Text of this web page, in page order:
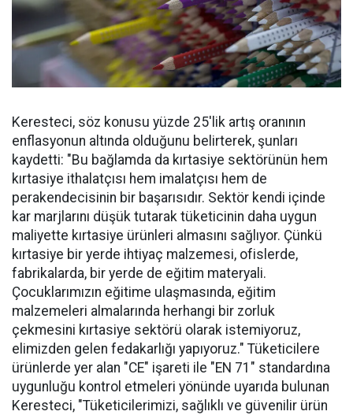
Keresteci, söz konusu yüzde 25'lik artış oranının
enflasyonun altında olduğunu belirterek, şunları
kaydetti: "Bu bağlamda da kırtasiye sektörünün hem
kırtasiye ithalatçısı hem imalatçısı hem de
perakendecisinin bir başarısıdır. Sektör kendi içinde
kar marjlarını düşük tutarak tüketicinin daha uygun
maliyette kırtasiye ürünleri almasını sağlıyor. Çünkü
kırtasiye bir yerde ihtiyaç malzemesi, ofislerde,
fabrikalarda, bir yerde de eğitim materyali.
Çocuklarımızın eğitime ulaşmasında, eğitim
malzemeleri almalarında herhangi bir zorluk
çekmesini kırtasiye sektörü olarak istemiyoruz,
elimizden gelen fedakarlığı yapıyoruz." Tüketicilere
ürünlerde yer alan "CE" işareti ile "EN 71" standardına
uygunluğu kontrol etmeleri yönünde uyarıda bulunan
Keresteci, "Tüketicilerimizi, sağlıklı ve güvenilir ürün